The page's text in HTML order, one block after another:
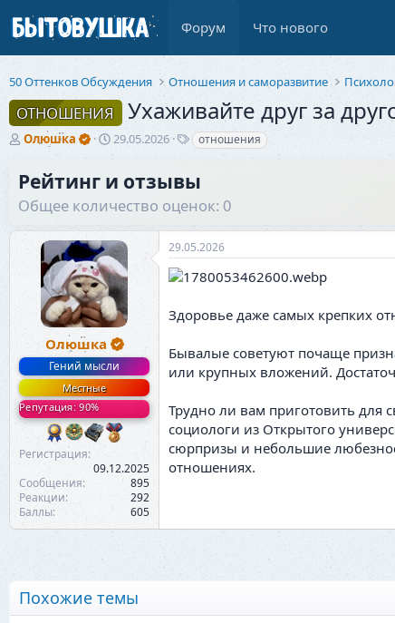
Форум Что нового
50 Оттенков Обсуждения Отношения и саморазвитие
ОТНОШЕНИЯ Ухаживайте друг за
А
о
р
е
Олюшка
Д
а
н
ч
а
л
а
29.05.2026
Т
и
отношения
Рейтинг и отзывы
Общее количество оценок: 0
Олюшка
Гений мысли
Местные
Репутация: 90%
Регистрация
09.12.2025
Сообщения
895
Реакции
292
Баллы
605
29.05.2026
Здоровье даже самых крепких
Бывалые советуют почаще
или крупных вложений.
Трудно ли вам приготовить для
социологи из Открытого
сюрпризы и небольшие
отношениях.
Похожие темы